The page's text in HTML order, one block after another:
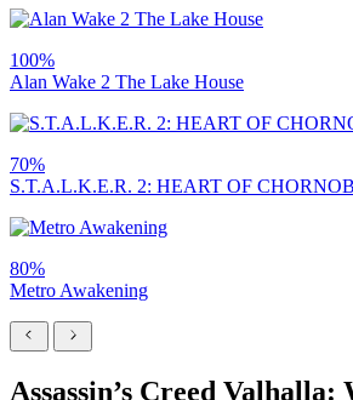
100%
Alan Wake 2 The Lake House
70%
S.T.A.L.K.E.R. 2: HEART OF
80%
Metro Awakening
Assassin’s Creed